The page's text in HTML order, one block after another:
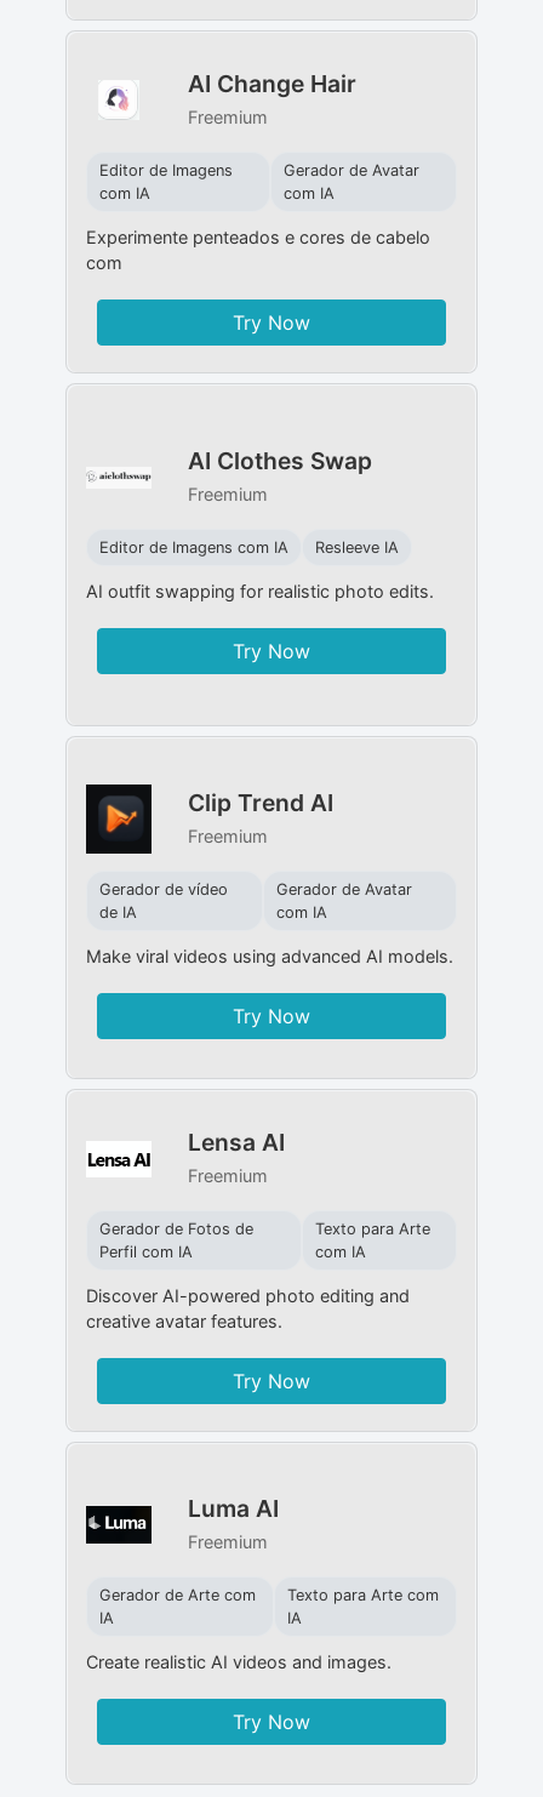
AI Change Hair
Freemium
Editor de Imagens
com IA
Gerador de Avatar
com IA
Experimente penteados e cores de cabelo
com
Try Now
AI Clothes Swap
Freemium
Editor de Imagens com IA Resleeve IA
AI outfit swapping for realistic photo edits.
Try Now
Clip Trend AI
Freemium
Gerador de vídeo
de IA
Gerador de Avatar
com IA
Make viral videos using advanced AI models.
Try Now
Lensa AI
Freemium
Gerador de Fotos de
Perfil com IA
Texto para Arte
com IA
Discover AI-powered photo editing and
creative avatar features.
Try Now
Luma AI
Freemium
Gerador de Arte com
IA
Texto para Arte com
IA
Create realistic AI videos and images.
Try Now